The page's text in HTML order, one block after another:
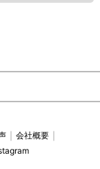
会社概要